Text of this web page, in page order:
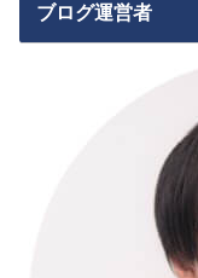
ブログ運営者